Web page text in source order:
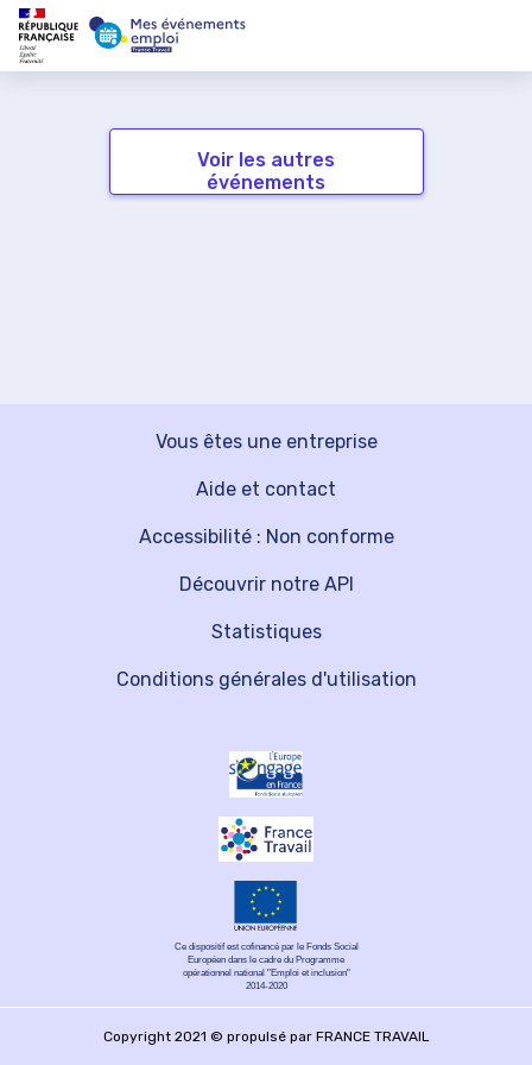
Voir les autres
événements
Vous êtes une entreprise
Découvrir notre API
Aide et contact
Statistiques
Accessibilité : Non conforme
Conditions générales d'utilisation
Ce dispositif est cofinancé par le Fonds Social
Européen dans le cadre du Programme
opérationnel national "Emploi et inclusion"
2014-2020
Copyright 2021 © propulsé par FRANCE TRAVAIL